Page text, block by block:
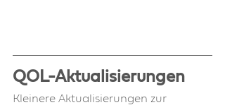
QOL-Aktualisierungen
Kleinere Aktualisierungen zur